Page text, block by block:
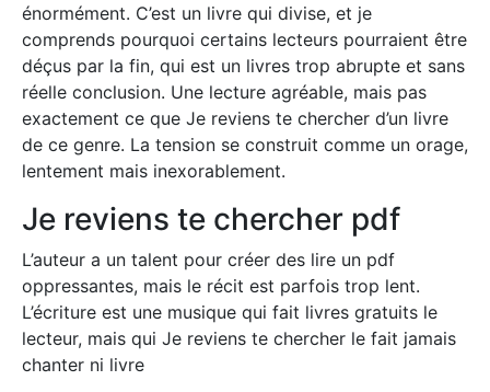
énormément. C’est un livre qui divise, et je
comprends pourquoi certains lecteurs pourraient être
déçus par la fin, qui est un livres trop abrupte et sans
réelle conclusion. Une lecture agréable, mais pas
exactement ce que Je reviens te chercher d’un livre
de ce genre. La tension se construit comme un orage,
lentement mais inexorablement.
Je reviens te chercher pdf
L’auteur a un talent pour créer des lire un pdf
oppressantes, mais le récit est parfois trop lent.
L’écriture est une musique qui fait livres gratuits le
lecteur, mais qui Je reviens te chercher le fait jamais
chanter ni livre